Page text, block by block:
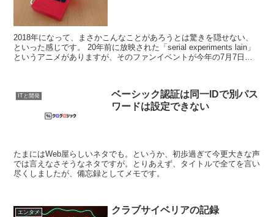
2018年になって、まさかこんなことがあろうとは驚きを隠せない、
といった感じです。 20年前に放映された「serial experiments lain」
というアニメがありますが、そのファンイベントが今年の7月7日に
ITと開発
ベーシック認証は同一IDで別パス
ワードは設定できない
たまにはWeb屋らしいネタでも。というか、初歩過ぎて今更大きな声
では言えなさそうなネタですが。とりあえず、タイトルで全てを言い
尽くしましたが、備忘録としてメモです。
エンタメ クラブサイベリアの記録